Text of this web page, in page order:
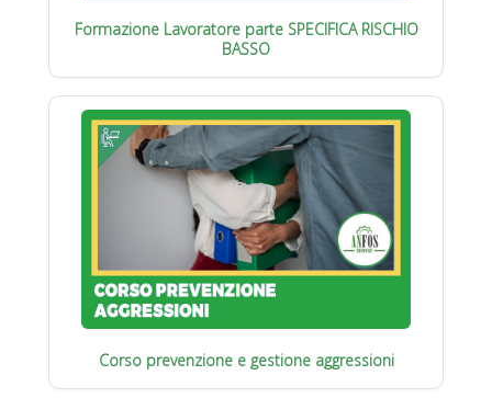
Formazione Lavoratore parte SPECIFICA RISCHIO
BASSO
Corso prevenzione e gestione aggressioni